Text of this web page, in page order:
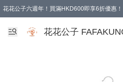
花花公子六週年！買滿HKD600即享6折優惠！
購物滿 HKD 600.00即享免運費優惠！（適用
花花公子